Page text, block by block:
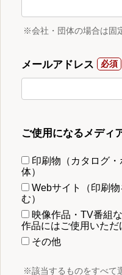
※会社・団体の場合は固
メールアドレス
ご使用になるメディ
印刷物（カタログ
体）
Webサイト（印刷
む）
映像作品・TV番組
作品にはご使用いただ
その他
※該当するものをすべて